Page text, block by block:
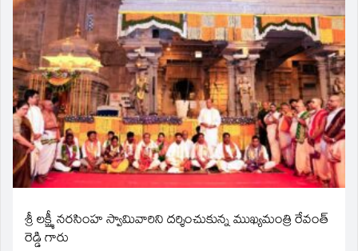
శ్రీ లక్ష్మీ నరసింహ స్వామివారిని దర్శించుకున్న ముఖ్యమంత్రి రేవంత్
రెడ్డి గారు